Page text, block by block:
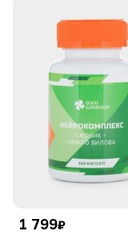
1 799₽